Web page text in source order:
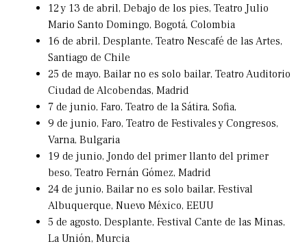
12 y 13 de abril, Debajo de los pies, Teatro Julio
Mario Santo Domingo, Bogotá, Colombia
16 de abril, Desplante, Teatro Nescafé de las Artes,
Santiago de Chile
25 de mayo, Bailar no es solo bailar, Teatro Auditorio
Ciudad de Alcobendas, Madrid
7 de junio, Faro, Teatro de la Sátira, Sofia,
9 de junio, Faro, Teatro de Festivales y Congresos,
Varna, Bulgaria
19 de junio, Jondo del primer llanto del primer
beso, Teatro Fernán Gómez, Madrid
24 de junio, Bailar no es solo bailar, Festival
Albuquerque, Nuevo México, EEUU
5 de agosto, Desplante, Festival Cante de las Minas,
La Unión, Murcia